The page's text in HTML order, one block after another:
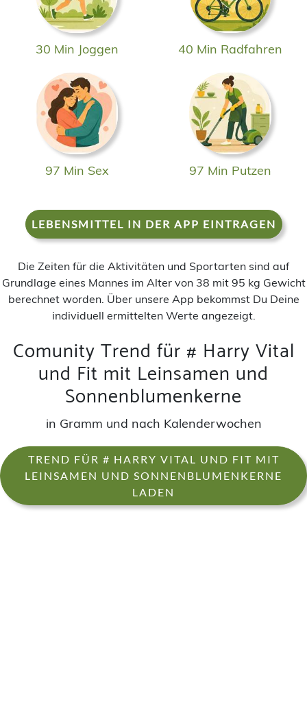
30 Min Joggen 40 Min Radfahren
97 Min Sex 97 Min Putzen
LEBENSMITTEL IN DER APP EINTRAGEN
Die Zeiten für die Aktivitäten und Sportarten sind auf
Grundlage eines Mannes im Alter von 38 mit 95 kg Gewicht
berechnet worden. Über unsere App bekommst Du Deine
individuell ermittelten Werte angezeigt.
Comunity Trend für # Harry Vital
und Fit mit Leinsamen und
Sonnenblumenkerne
in Gramm und nach Kalenderwochen
TREND FÜR # HARRY VITAL UND FIT MIT
LEINSAMEN UND SONNENBLUMENKERNE
LADEN